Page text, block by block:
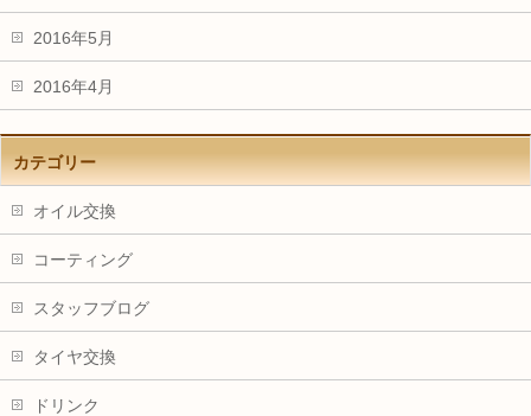
2016年5月
2016年4月
カテゴリー
オイル交換
コーティング
スタッフブログ
タイヤ交換
ドリンク